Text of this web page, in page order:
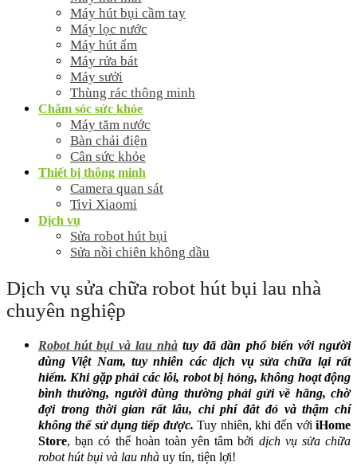
Máy hút bụi cầm tay
Máy lọc nước
Máy hút ẩm
Máy rửa bát
Máy sưởi
Thùng rác thông minh
Chăm sóc sức khỏe
Máy tăm nước
Bàn chải điện
Cân sức khỏe
Thiết bị thông minh
Camera quan sát
Tivi Xiaomi
Dịch vụ
Sửa robot hút bụi
Sửa nồi chiên không dầu
Dịch vụ sửa chữa robot hút bụi lau nhà
chuyên nghiệp
Robot hút bụi và lau nhàtuy đã dần phổ biến với người
dùng Việt Nam, tuy nhiên các dịch vụ sửa chữa lại rất
hiếm. Khi gặp phải các lỗi, robot bị hỏng, không hoạt động
bình thường, người dùng thường phải gửi về hãng, chờ
đợi trong thời gian rất lâu, chi phí đắt đỏ và thậm chí
không thể sử dụng tiếp được.Tuy nhiên, khi đến vớiiHome
Store, bạn có thể hoàn toàn yên tâm bởi dịch vụ sửa chữa
robot hút bụi và lau nhà uy tín, tiện lợi!